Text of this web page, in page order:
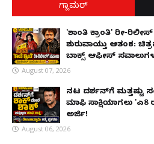
ಗ್ಲಾಮರ್
'ಶಾಂತಿ ಕ್ರಾಂತಿ' ರೀ-
ಶುರುವಾಯ್ತು ಆತಂಕ:
ಬಾಕ್ಸ್ ಆಫೀಸ್
August 07, 2026
ನಟ ದರ್ಶನ್‌ಗೆ ಮತ್ತಷ್ಟು
ಮಾಫಿ ಸಾಕ್ಷಿಯಾಗಲು
ಅರ್ಜಿ!
August 06, 2026